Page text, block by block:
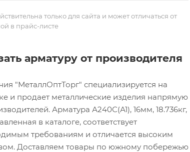
только для сайта и может отличаться от
в прайс-листе
арматуру от производителя
"МеталлОптТорг" специализируется на
и продает металлические изделия напрямую
Арматура А240С(А1), 16мм, 18.736кг,
в каталоге, соответствует
требованиям и отличается высоким
Доставляем товары по южному побережью